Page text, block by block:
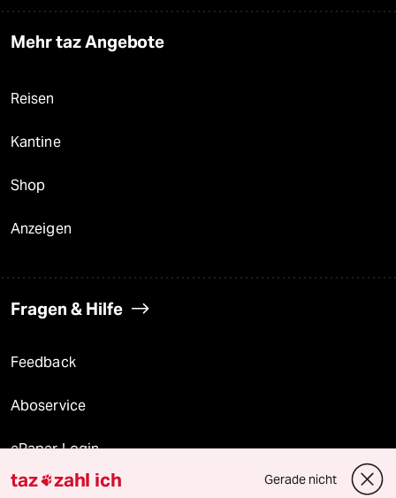
Mehr taz Angebote
Reisen
Kantine
Shop
Anzeigen
Fragen & Hilfe
Feedback
Aboservice
ePaper Login
Downloads für Abonnierende
taz zahl ich Gerade nicht